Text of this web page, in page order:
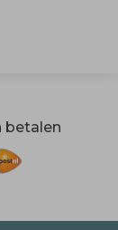
betalen